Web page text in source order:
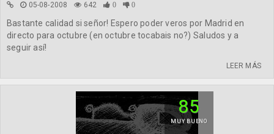
05-08-2008 642 0 0
Bastante calidad si señor! Espero poder veros por Madrid en
directo para octubre (en octubre tocabais no?) Saludos y a
seguir así!
LEER MÁS
85
MUY BUENO